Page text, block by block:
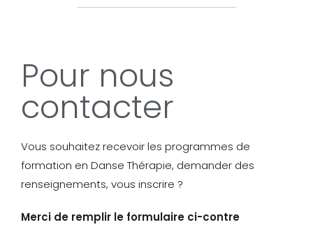
Pour nous
contacter
Vous souhaitez recevoir les programmes de
formation en Danse Thérapie, demander des
renseignements, vous inscrire ?
Merci de remplir le formulaire ci-contre